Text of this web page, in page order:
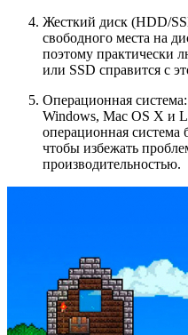
Жесткий диск (HDD/
свободного места на
поэтому практически
или SSD справится с
Операционная
Windows, Mac OS X и
операционная система
чтобы избежать
производительностью.